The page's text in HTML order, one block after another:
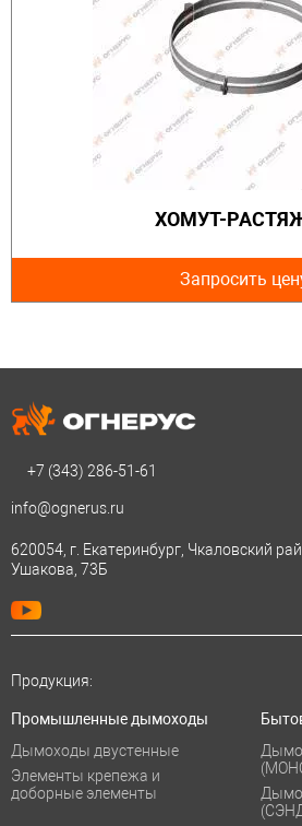
ХОМУТ-
Запросить
+7 (343) 286-51-61
info@ognerus.ru
620054, г. Екатеринбург, Чкаловский
Ушакова, 73Б
Продукция:
Промышленные дымоходы
Дымоходы двустенные
Элементы крепежа и
доборные элементы